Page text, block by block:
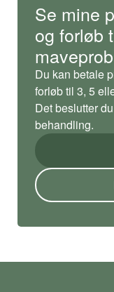
Se mine
og forløb
Du kan betale
forløb til 3, 5
Det beslutter
behandling.